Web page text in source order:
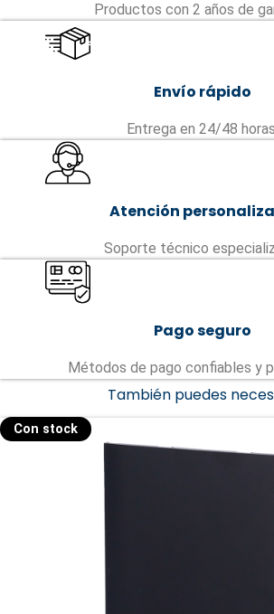
Productos con 2 años de
Envío rápido
Entrega en 24/48
Atención
Soporte técnico
Pago seguro
Métodos de pago confiables y
También puedes
Con stock